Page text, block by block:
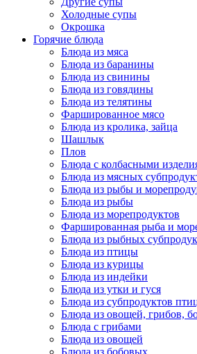
Холодные супы
Окрошка
Горячие блюда
Блюда из мяса
Блюда из баранины
Блюда из свинины
Блюда из говядины
Блюда из телятины
Фаршированное мясо
Блюда из кролика, зайца
Шашлык
Плов
Блюда с колбасными
Блюда из мясных
Блюда из рыбы и
Блюда из рыбы
Блюда из морепродуктов
Фаршированная рыба и
Блюда из рыбных
Блюда из птицы
Блюда из курицы
Блюда из индейки
Блюда из утки и гуся
Блюда из субпродуктов
Блюда из овощей, грибов,
Блюда с грибами
Блюда из овощей
Блюда из бобовых